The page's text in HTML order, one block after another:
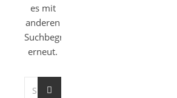
es mit
anderen
Suchbegriffen
erneut.